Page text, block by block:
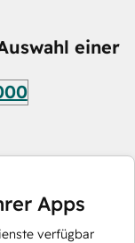
einer
Apps
verfügbar